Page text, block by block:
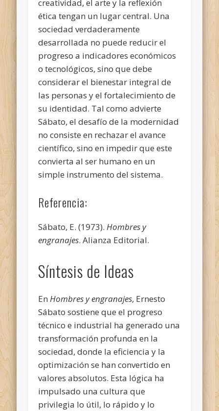
creatividad, el arte y la reflexión
ética tengan un lugar central. Una
sociedad verdaderamente
desarrollada no puede reducir el
progreso a indicadores económicos
o tecnológicos, sino que debe
considerar el bienestar integral de
las personas y el fortalecimiento de
su identidad. Tal como advierte
Sábato, el desafío de la modernidad
no consiste en rechazar el avance
científico, sino en impedir que este
convierta al ser humano en un
simple instrumento del sistema.
Referencia:
Sábato, E. (1973).Hombres y
engranajes. Alianza Editorial.
Síntesis de Ideas
EnHombres y engranajes, Ernesto
Sábato sostiene que el progreso
técnico e industrial ha generado una
transformación profunda en la
sociedad, donde la eficiencia y la
optimización se han convertido en
valores absolutos. Esta lógica ha
impulsado una cultura que
privilegia lo útil, lo rápido y lo